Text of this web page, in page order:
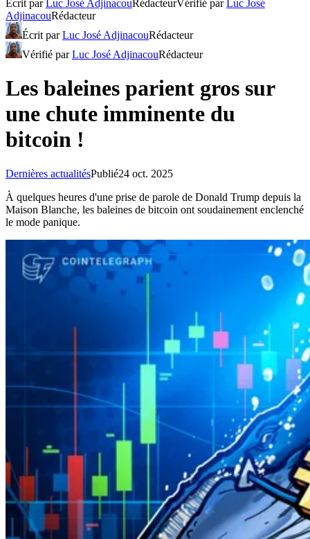
Écrit parLuc José AdjinacouRédacteurVérifié parLuc José
AdjinacouRédacteur
Écrit parLuc José AdjinacouRédacteur
Vérifié parLuc José AdjinacouRédacteur
Les baleines parient gros sur
une chute imminente du
bitcoin !
Dernières actualitésPublié24 oct. 2025
À quelques heures d'une prise de parole de Donald Trump depuis la
Maison Blanche, les baleines de bitcoin ont soudainement enclenché
le mode panique.